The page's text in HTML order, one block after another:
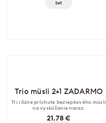
Set
Trio müsli 2+1 ZADARMO
Tri rôzne príchute bezlepkového müsli
na vyskúšanie naraz.
21.78 €